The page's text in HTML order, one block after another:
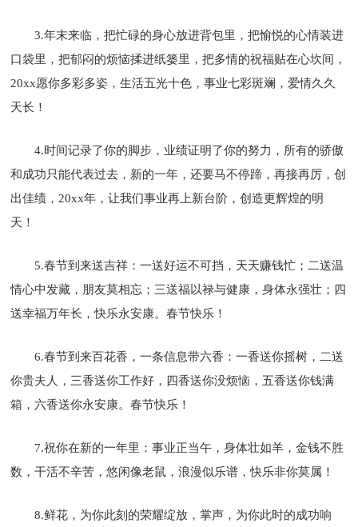
3.年末来临，把忙碌的身心放进背包里，把愉悦的心情装进
口袋里，把郁闷的烦恼揉进纸篓里，把多情的祝福贴在心坎间，
20xx愿你多彩多姿，生活五光十色，事业七彩斑斓，爱情久久
天长！
4.时间记录了你的脚步，业绩证明了你的努力，所有的骄傲
和成功只能代表过去，新的一年，还要马不停蹄，再接再厉，创
出佳绩，20xx年，让我们事业再上新台阶，创造更辉煌的明
天！
5.春节到来送吉祥：一送好运不可挡，天天赚钱忙；二送温
情心中发藏，朋友莫相忘；三送福以禄与健康，身体永强壮；四
送幸福万年长，快乐永安康。春节快乐！
6.春节到来百花香，一条信息带六香：一香送你摇树，二送
你贵夫人，三香送你工作好，四香送你没烦恼，五香送你钱满
箱，六香送你永安康。春节快乐！
7.祝你在新的一年里：事业正当午，身体壮如羊，金钱不胜
数，干活不辛苦，悠闲像老鼠，浪漫似乐谱，快乐非你莫属！
8.鲜花，为你此刻的荣耀绽放，掌声，为你此时的成功响